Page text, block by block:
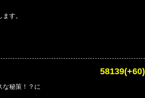
す。
58139(+60)
な秘策！？に